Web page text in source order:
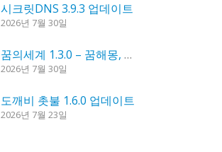
시크릿DNS 3.9.3 업데이트
2026년 7월 30일
꿈의세계 1.3.0 – 꿈해몽, 꿈풀이
2026년 7월 30일
도깨비 촛불 1.6.0 업데이트
2026년 7월 23일